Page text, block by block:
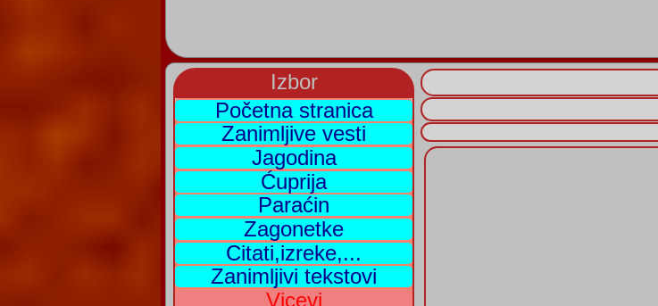
Izbor
Početna stranica
Zanimljive vesti
Jagodina
Ćuprija
Paraćin
Zagonetke
Citati,izreke,...
Zanimljivi tekstovi
Vicevi